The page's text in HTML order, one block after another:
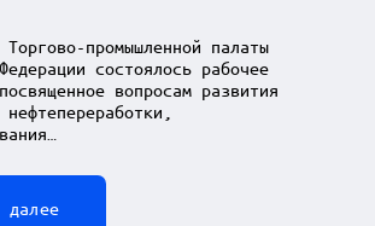
промышленной палаты
состоялось рабочее
вопросам развития
далее